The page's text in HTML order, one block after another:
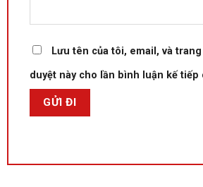
Lưu tên của tôi, email, và
duyệt này cho lần bình luận kế tiếp